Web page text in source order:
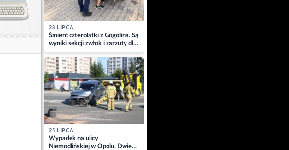
28 LIPCA
Śmierć czterolatki z Gogolina. Są
wyniki sekcji zwłok i zarzuty dla
matki
25 LIPCA
Wypadek na ulicy
Niemodlińskiej w Opolu. Dwie